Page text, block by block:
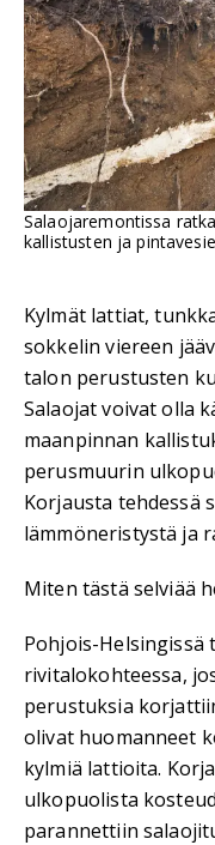
Salaojaremontissa
kallistusten ja
Kylmät lattiat,
sokkelin viereen
talon perustusten
Salaojat voivat olla
maanpinnan
perusmuurin
Korjausta tehdessä
lämmöneristystä ja
Miten tästä selviää
Pohjois-Helsingissä
rivitalokohteessa,
perustuksia
olivat huomanneet
kylmiä lattioita.
ulkopuolista
parannettiin